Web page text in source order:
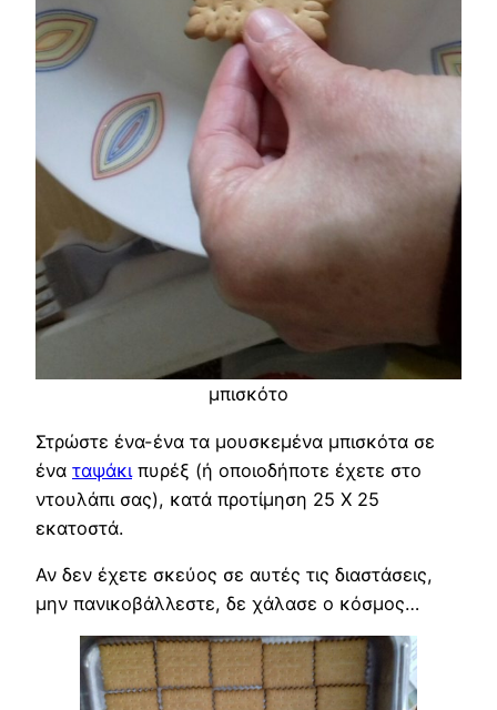
μπισκότο
Στρώστε ένα-ένα τα μουσκεμένα μπισκότα σε
ένα ταψάκι πυρέξ (ή οποιοδήποτε έχετε στο
ντουλάπι σας), κατά προτίμηση 25 Χ 25
εκατοστά.
Αν δεν έχετε σκεύος σε αυτές τις διαστάσεις,
μην πανικοβάλλεστε, δε χάλασε ο κόσμος…